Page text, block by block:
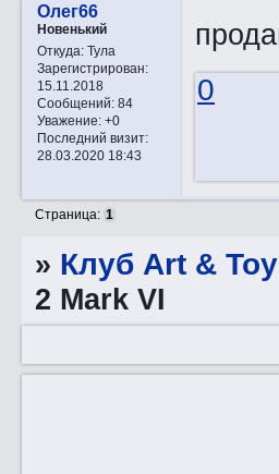
Олег66
Новенький
Откуда:Тула
Зарегистрирован:
15.11.2018
Сообщений:84
Уважение: +0
Последний визит:
28.03.2020 18:43
0
Страница: 1
» Клуб Art &
2 Mark VI